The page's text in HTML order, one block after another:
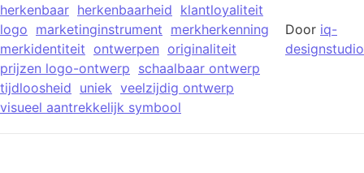
herkenbaar herkenbaarheid klantloyaliteit
logo marketinginstrument merkherkenning
merkidentiteit ontwerpen originaliteit
prijzen logo-ontwerp schaalbaar ontwerp
tijdloosheid uniek veelzijdig ontwerp
visueel aantrekkelijk symbool
Door iq-
designstudio